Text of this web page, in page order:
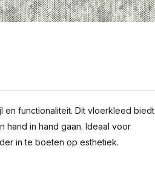
en functionaliteit. Dit vloerkleed biedt
hand in hand gaan. Ideaal voor
in te boeten op esthetiek.